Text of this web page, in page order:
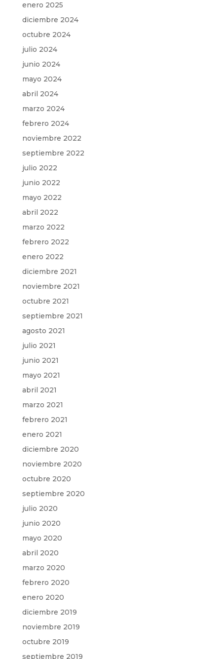
enero 2025
diciembre 2024
octubre 2024
julio 2024
junio 2024
mayo 2024
abril 2024
marzo 2024
febrero 2024
noviembre 2022
septiembre 2022
julio 2022
junio 2022
mayo 2022
abril 2022
marzo 2022
febrero 2022
enero 2022
diciembre 2021
noviembre 2021
octubre 2021
septiembre 2021
agosto 2021
julio 2021
junio 2021
mayo 2021
abril 2021
marzo 2021
febrero 2021
enero 2021
diciembre 2020
noviembre 2020
octubre 2020
septiembre 2020
julio 2020
junio 2020
mayo 2020
abril 2020
marzo 2020
febrero 2020
enero 2020
diciembre 2019
noviembre 2019
octubre 2019
septiembre 2019